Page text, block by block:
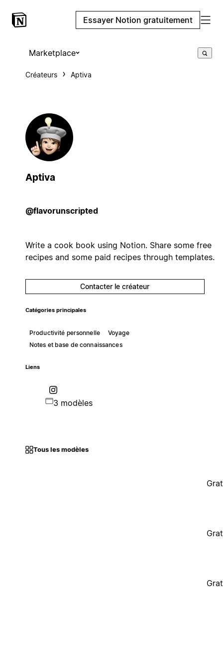
Essayer Notion gratuitement
Marketplace
Créateurs Aptiva
Aptiva
@flavorunscripted
Write a cook book using Notion. Share some free
recipes and some paid recipes through templates.
Contacter le créateur
Catégories principales
Productivité personnelle
Voyage
Notes et base de connaissances
Liens
3 modèles
Tous les modèles